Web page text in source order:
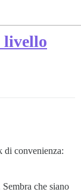
livello
di convenienza:
che siano